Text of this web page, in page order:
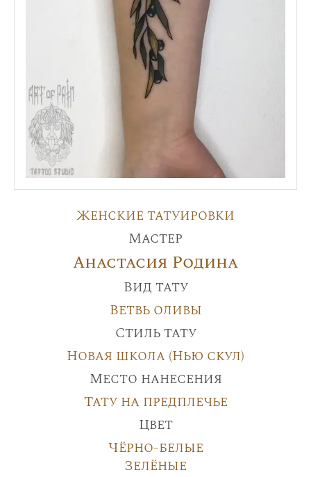
Женские татуировки
Мастер
Анастасия Родина
Вид тату
Ветвь оливы
Стиль тату
Новая школа (Нью скул)
Место нанесения
Тату на предплечье
Цвет
Чёрно-белые
Зелёные